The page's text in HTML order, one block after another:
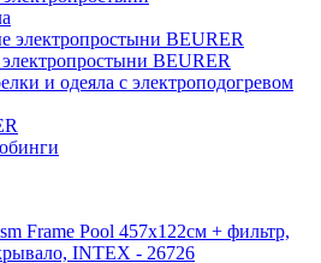
электропростыни BEURER
BEURER
и одеяла с электроподогревом